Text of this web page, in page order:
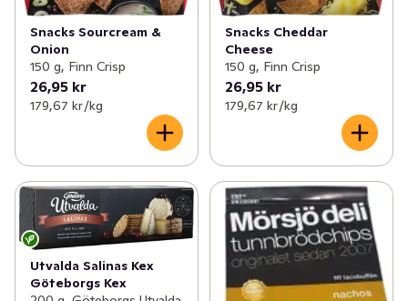
Snacks Sourcream &
Onion
150 g, Finn Crisp
26,95 kr
179,67 kr /kg
Snacks Cheddar
Cheese
150 g, Finn Crisp
26,95 kr
179,67 kr /kg
Utvalda Salinas Kex
Göteborgs Kex